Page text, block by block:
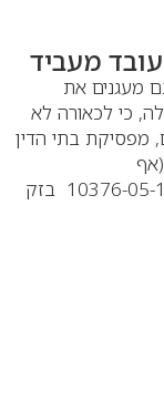
מעביד
מעגנים את
כי לכאורה לא
מפסיקת בתי הדין
במקרה של צמצומים במקום העבודה- עע 10376-05-10 בזק